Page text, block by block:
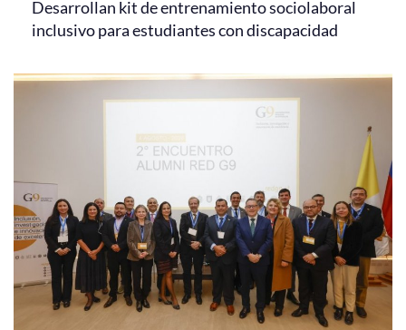
Desarrollan kit de entrenamiento sociolaboral
inclusivo para estudiantes con discapacidad